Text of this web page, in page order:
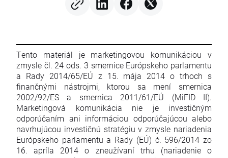
Tento materiál je marketingovou komunikáciou v
zmysle čl. 24 ods. 3 smernice Európskeho parlamentu
a Rady 2014/65/EÚ z 15. mája 2014 o trhoch s
finančnými nástrojmi, ktorou sa mení smernica
2002/92/ES a smernica 2011/61/EÚ (MiFID II).
Marketingová komunikácia nie je investičným
odporúčaním ani informáciou odporúčajúcou alebo
navrhujúcou investičnú stratégiu v zmysle nariadenia
Európskeho parlamentu a Rady (EÚ) č. 596/2014 zo
16. apríla 2014 o zneužívaní trhu (nariadenie o